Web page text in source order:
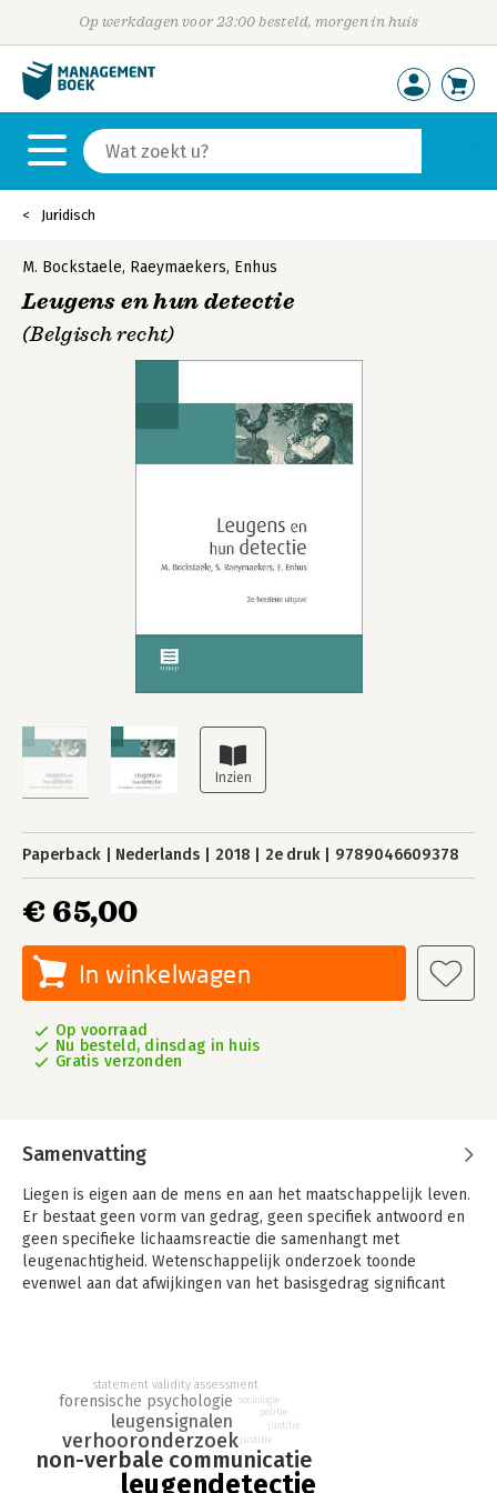
Op werkdagen voor 23:00 besteld, morgen in huis
Juridisch
M. Bockstaele, Raeymaekers, Enhus
Leugens en hun detectie
(Belgisch recht)
Paperback Nederlands 2018 2e druk 9789046609378
€ 65,00
In winkelwagen
Op voorraad
Nu besteld, dinsdag in huis
Gratis verzonden
Samenvatting
Liegen is eigen aan de mens en aan het maatschappelijk leven.
Er bestaat geen vorm van gedrag, geen specifiek antwoord en
geen specifieke lichaamsreactie die samenhangt met
leugenachtigheid. Wetenschappelijk onderzoek toonde
evenwel aan dat afwijkingen van het basisgedrag significant
samenleving, met een historisch overzicht van de
leugendetectie tot op heden. Er is ruime aandacht voor
psychofysiologische en psychologische processen, die de
oorzaak zijn van verbale, non-verbale en geschreven
leugensignalen. Dit werk heeft de betrachting een state of the
leugendetectie
non-verbale communicatie
verhooronderzoek
leugensignalen
forensische psychologie
statement validity assessment
justitie
sociologie
politie
justitie